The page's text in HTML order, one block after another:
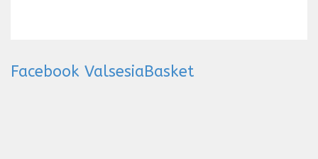
Facebook ValsesiaBasket